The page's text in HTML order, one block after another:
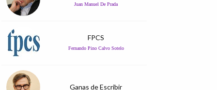
Juan Manuel De Prada
FPCS
Fernando Pino Calvo Sotelo
Ganas de Escribir